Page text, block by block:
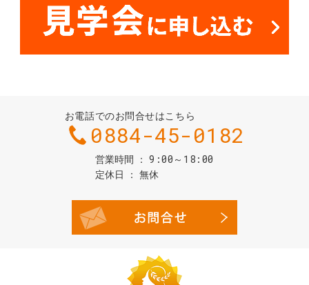
お電話でのお問合せはこちら
0884-45-0182
営業時間 9:00～18:00
定休日 無休